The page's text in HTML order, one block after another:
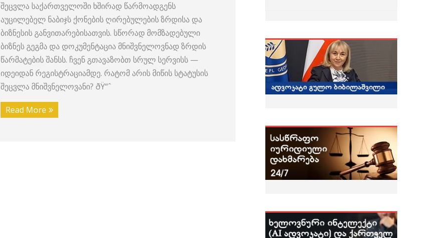
შეცვლა საქართველოში ხშირად წარმოადგენს
აუცილებელ ნაბიჯს ქონების ღირებულების ზრდისა და
ბიზნესის განვითარებისათვის. სწორად მომზადებული
ბიზნეს გეგმა და დოკუმენტაცია მნიშვნელოვნად ზრდის
წარმატების შანსს. ჩვენ გთავაზობთ სრულ სერვისს —
იდეიდან რეგისტრაციამდე. რატომ არის მიწის სტატუსის
შეცვლა მნიშვნელოვანი? ðŸ“ˆ
Read More